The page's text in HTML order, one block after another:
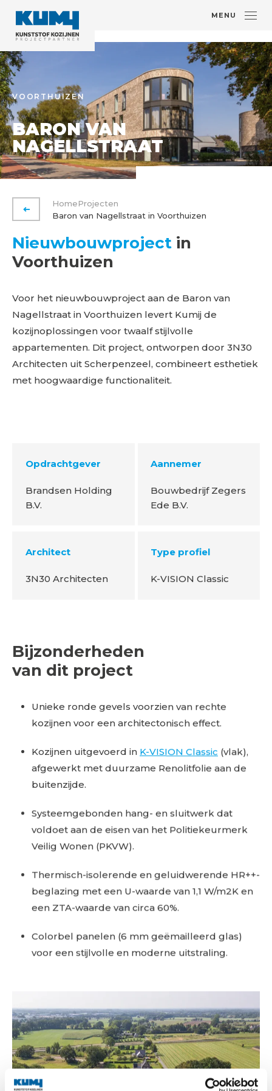
MENU
VOORTHUIZEN
BARON VAN
NAGELLSTRAAT
VORIGE PAGINA
HomeProjecten
Baron van Nagellstraat in Voorthuizen
Nieuwbouwproject in
Voorthuizen
Voor het nieuwbouwproject aan de Baron van
Nagellstraat in Voorthuizen levert Kumij de
kozijnoplossingen voor twaalf stijlvolle
appartementen. Dit project, ontworpen door 3N30
Architecten uit Scherpenzeel, combineert esthetiek
met hoogwaardige functionaliteit.
Opdrachtgever
Brandsen Holding
B.V.
Aannemer
Bouwbedrijf Zegers
Ede B.V.
Architect
3N30 Architecten
Type profiel
K-VISION Classic
Bijzonderheden
van dit project
Unieke ronde gevels voorzien van rechte
kozijnen voor een architectonisch effect.
Kozijnen uitgevoerd in K-VISION Classic (vlak),
afgewerkt met duurzame Renolitfolie aan de
buitenzijde.
Systeemgebonden hang- en sluitwerk dat
voldoet aan de eisen van het Politiekeurmerk
Veilig Wonen (PKVW).
Thermisch-isolerende en geluidwerende HR++-
beglazing met een U-waarde van 1,1 W/m2K en
een ZTA-waarde van circa 60%.
Colorbel panelen (6 mm geëmailleerd glas)
voor een stijlvolle en moderne uitstraling.